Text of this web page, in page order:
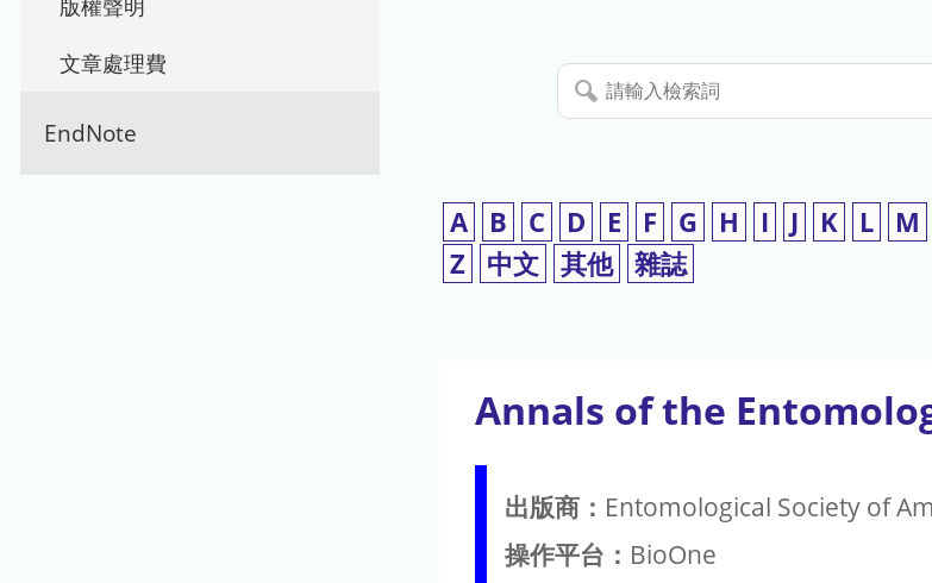
版權聲明
文章處理費
EndNote
使
用
請
輸
索
詞
A B C D E F G H I J K L M
Z
中文 其他 雜誌
Annals of the
出版商： Entomological Society of
操作平台： BioOne